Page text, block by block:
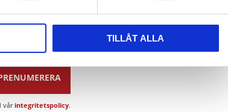
TILLÅT ALLA
vårintegritetspolicy.